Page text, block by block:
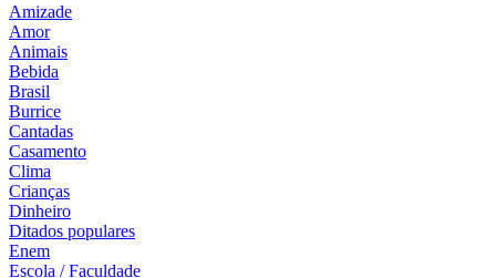
Amizade
Amor
Animais
Bebida
Brasil
Burrice
Cantadas
Casamento
Clima
Crianças
Dinheiro
Ditados populares
Enem
Escola / Faculdade